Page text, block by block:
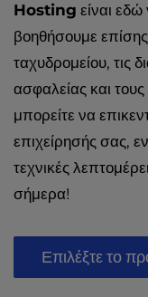
Hosting είναι
βοηθήσουμε
ταχυδρομείου, τις
ασφαλείας και
μπορείτε να
επιχείρησής σας,
τεχνικές
σήμερα!
Επιλέξτε το